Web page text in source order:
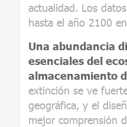
actualidad. Los
hasta el año 2100
Una abundancia
esenciales del
almacenamiento
extinción se ve
geográfica, y el
mejor comprensión